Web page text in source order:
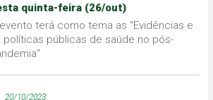
quinta-feira (26/out)
terá como tema as "Evidências e
políticas públicas de saúde no pós-
20/10/2023